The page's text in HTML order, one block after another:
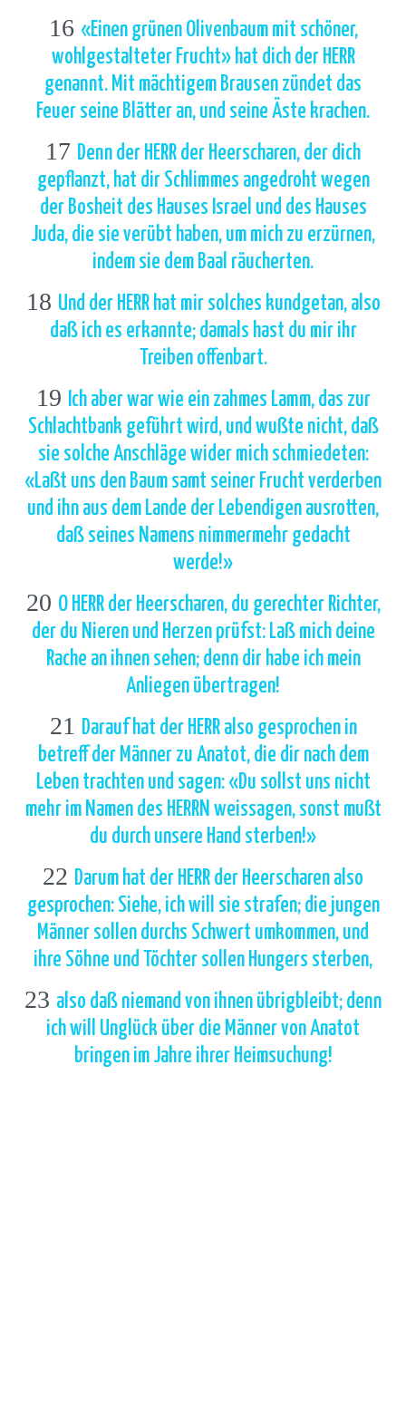
16 «Einen grünen Olivenbaum mit schöner,
wohlgestalteter Frucht» hat dich der HERR
genannt. Mit mächtigem Brausen zündet das
Feuer seine Blätter an, und seine Äste krachen.
17 Denn der HERR der Heerscharen, der dich
gepflanzt, hat dir Schlimmes angedroht wegen
der Bosheit des Hauses Israel und des Hauses
Juda, die sie verübt haben, um mich zu erzürnen,
indem sie dem Baal räucherten.
18 Und der HERR hat mir solches kundgetan, also
daß ich es erkannte; damals hast du mir ihr
Treiben offenbart.
19 Ich aber war wie ein zahmes Lamm, das zur
Schlachtbank geführt wird, und wußte nicht, daß
sie solche Anschläge wider mich schmiedeten:
«Laßt uns den Baum samt seiner Frucht verderben
und ihn aus dem Lande der Lebendigen ausrotten,
daß seines Namens nimmermehr gedacht
werde!»
20 O HERR der Heerscharen, du gerechter Richter,
der du Nieren und Herzen prüfst: Laß mich deine
Rache an ihnen sehen; denn dir habe ich mein
Anliegen übertragen!
21
Darauf hat der HERR also gesprochen in
betreff der Männer zu Anatot, die dir nach dem
Leben trachten und sagen: «Du sollst uns nicht
mehr im Namen des HERRN weissagen, sonst mußt
du durch unsere Hand sterben!»
22 Darum hat der HERR der Heerscharen also
gesprochen: Siehe, ich will sie strafen; die jungen
Männer sollen durchs Schwert umkommen, und
ihre Söhne und Töchter sollen Hungers sterben,
23 also daß niemand von ihnen übrigbleibt; denn
ich will Unglück über die Männer von Anatot
bringen im Jahre ihrer Heimsuchung!